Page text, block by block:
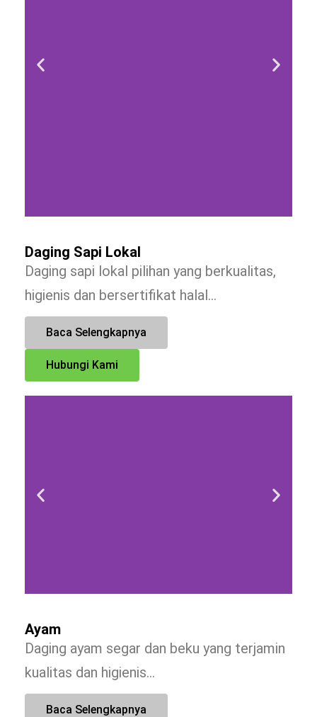
Daging Sapi Lokal
Daging sapi lokal pilihan yang berkualitas,
higienis dan bersertifikat halal…
Baca Selengkapnya
Hubungi Kami
Ayam
Daging ayam segar dan beku yang terjamin
kualitas dan higienis…
Baca Selengkapnya